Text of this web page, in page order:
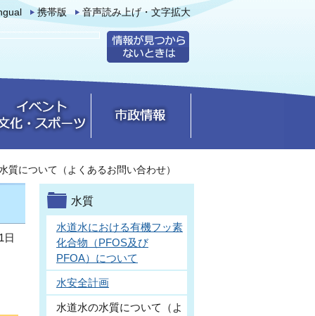
携帯版 音声読み上げ・文字拡大
質について（よくあるお問い合わせ）
日
水質
水道水における有機フッ素
化合物（PFOS及び
PFOA）について
水安全計画
水道水の水質について（よ